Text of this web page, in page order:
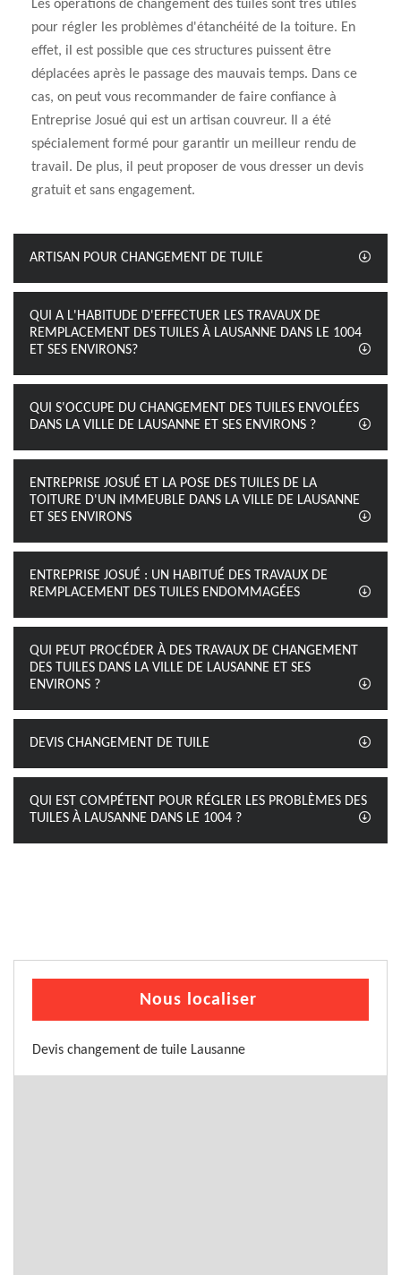
Les opérations de changement des tuiles sont très utiles
pour régler les problèmes d'étanchéité de la toiture. En
effet, il est possible que ces structures puissent être
déplacées après le passage des mauvais temps. Dans ce
cas, on peut vous recommander de faire confiance à
Entreprise Josué qui est un artisan couvreur. Il a été
spécialement formé pour garantir un meilleur rendu de
travail. De plus, il peut proposer de vous dresser un devis
gratuit et sans engagement.
ARTISAN POUR CHANGEMENT DE TUILE
QUI A L'HABITUDE D'EFFECTUER LES TRAVAUX DE
REMPLACEMENT DES TUILES À LAUSANNE DANS LE 1004
ET SES ENVIRONS?
QUI S'OCCUPE DU CHANGEMENT DES TUILES ENVOLÉES
DANS LA VILLE DE LAUSANNE ET SES ENVIRONS ?
ENTREPRISE JOSUÉ ET LA POSE DES TUILES DE LA
TOITURE D'UN IMMEUBLE DANS LA VILLE DE LAUSANNE
ET SES ENVIRONS
ENTREPRISE JOSUÉ : UN HABITUÉ DES TRAVAUX DE
REMPLACEMENT DES TUILES ENDOMMAGÉES
QUI PEUT PROCÉDER À DES TRAVAUX DE CHANGEMENT
DES TUILES DANS LA VILLE DE LAUSANNE ET SES
ENVIRONS ?
DEVIS CHANGEMENT DE TUILE
QUI EST COMPÉTENT POUR RÉGLER LES PROBLÈMES DES
TUILES À LAUSANNE DANS LE 1004 ?
Nous localiser
Devis changement de tuile Lausanne